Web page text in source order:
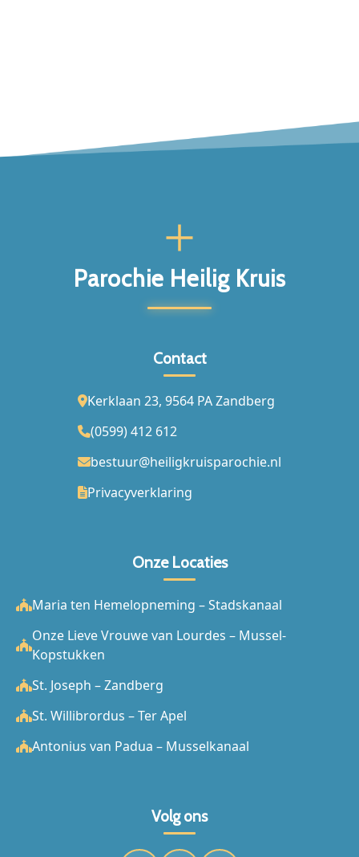
Parochie Heilig Kruis
Contact
Kerklaan 23, 9564 PA Zandberg
(0599) 412 612
bestuur@heiligkruisparochie.nl
Privacyverklaring
Onze Locaties
Maria ten Hemelopneming – Stadskanaal
Onze Lieve Vrouwe van Lourdes – Mussel-
Kopstukken
St. Joseph – Zandberg
St. Willibrordus – Ter Apel
Antonius van Padua – Musselkanaal
Volg ons